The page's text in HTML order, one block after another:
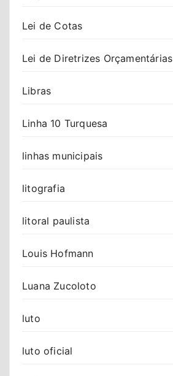
Lei de Cotas
Lei de Diretrizes Orçamentárias
Libras
Linha 10 Turquesa
linhas municipais
litografia
litoral paulista
Louis Hofmann
Luana Zucoloto
luto
luto oficial